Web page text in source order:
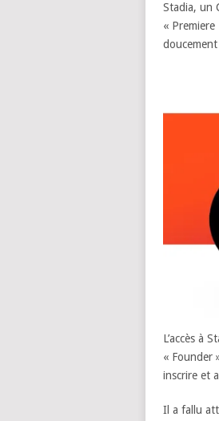
Stadia, un
«
L’accès à
« Founder
inscrire et
Il a fallu